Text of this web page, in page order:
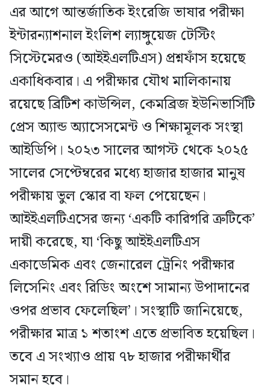
এর আগে আন্তর্জাতিক ইংরেজি ভাষার পরীক্ষা
ইন্টারন্যাশনাল ইংলিশ ল্যাঙ্গুয়েজ টেস্টিং
সিস্টেমেরও (আইইএলটিএস) প্রশ্নফাঁস হয়েছে
একাধিকবার। এ পরীক্ষার যৌথ মালিকানায়
রয়েছে ব্রিটিশ কাউন্সিল, কেমব্রিজ ইউনিভার্সিটি
প্রেস অ্যান্ড অ্যাসেসমেন্ট ও শিক্ষামূলক সংস্থা
আইডিপি। ২০২৩ সালের আগস্ট থেকে ২০২৫
সালের সেপ্টেম্বরের মধ্যে হাজার হাজার মানুষ
পরীক্ষায় ভুল স্কোর বা ফল পেয়েছেন।
আইইএলটিএসের জন্য ‘একটি কারিগরি ত্রুটিকে’
দায়ী করেছে, যা ‘কিছু আইইএলটিএস
একাডেমিক এবং জেনারেল ট্রেনিং পরীক্ষার
লিসেনিং এবং রিডিং অংশে সামান্য উপাদানের
ওপর প্রভাব ফেলেছিল’। সংস্থাটি জানিয়েছে,
পরীক্ষার মাত্র ১ শতাংশ এতে প্রভাবিত হয়েছিল।
তবে এ সংখ্যাও প্রায় ৭৮ হাজার পরীক্ষার্থীর
সমান হবে।